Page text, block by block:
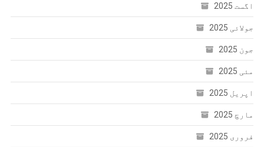
اگست 2025
جولائی 2025
جون 2025
مئی 2025
اپریل 2025
مارچ 2025
فروری 2025